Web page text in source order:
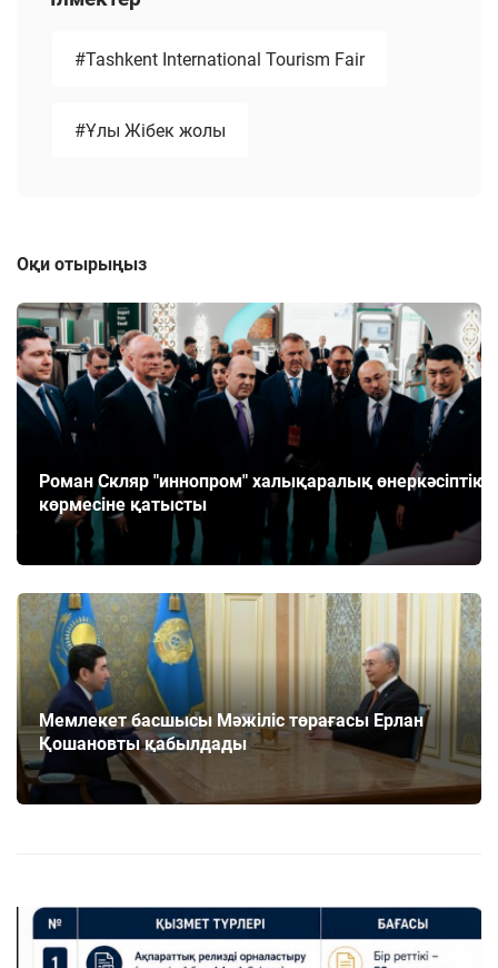
#Tashkent International Tourism Fair
#Ұлы Жібек жолы
Оқи отырыңыз
Роман Скляр "иннопром" халықаралық өнеркәсіптік
көрмесіне қатысты
Мемлекет басшысы Мәжіліс төрағасы Ерлан
Қошановты қабылдады